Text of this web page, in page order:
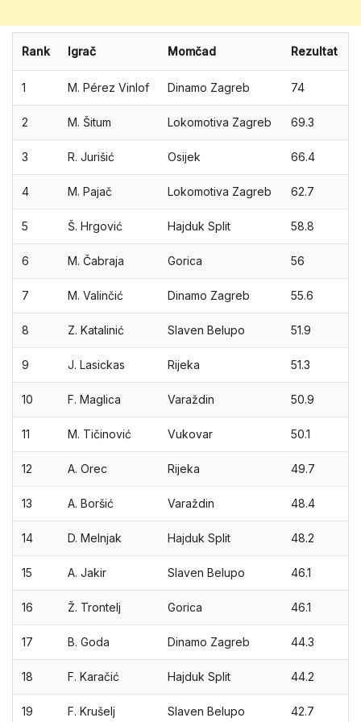
Rank Igrač Momčad Rezultat
1 M. Pérez Vinlof Dinamo Zagreb 74
2 M. Šitum Lokomotiva Zagreb 69.3
3 R. Jurišić Osijek 66.4
4 M. Pajač Lokomotiva Zagreb 62.7
5 Š. Hrgović Hajduk Split 58.8
6 M. Čabraja Gorica 56
7 M. Valinčić Dinamo Zagreb 55.6
8 Z. Katalinić Slaven Belupo 51.9
9 J. Lasickas Rijeka 51.3
10 F. Maglica Varaždin 50.9
11 M. Tičinović Vukovar 50.1
12 A. Orec Rijeka 49.7
13 A. Boršić Varaždin 48.4
14 D. Melnjak Hajduk Split 48.2
15 A. Jakir Slaven Belupo 46.1
16 Ž. Trontelj Gorica 46.1
17 B. Goda Dinamo Zagreb 44.3
18 F. Karačić Hajduk Split 44.2
19 F. Krušelj Slaven Belupo 42.7